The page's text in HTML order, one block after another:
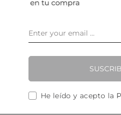
He leído y acepto la